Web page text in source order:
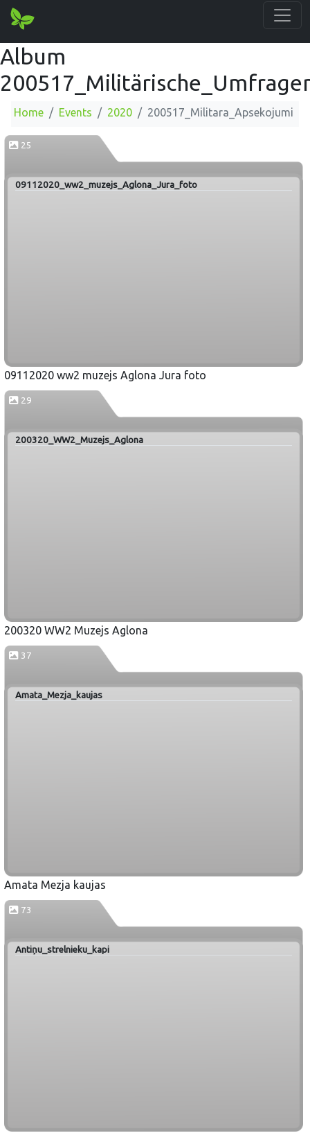
Album
Home Events 2020 200517_Militara_Apsekojumi
25
09112020_ww2_muzejs_Aglona_Jura_foto
09112020 ww2 muzejs Aglona Jura foto
29
200320_WW2_Muzejs_Aglona
200320 WW2 Muzejs Aglona
37
Amata_Mezja_kaujas
Amata Mezja kaujas
73
Antiņu_strelnieku_kapi